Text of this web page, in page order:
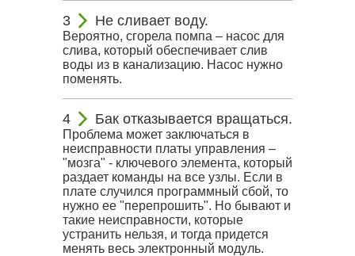
Не сливает воду.
Вероятно, сгорела помпа – насос для
слива, который обеспечивает слив
воды из в канализацию. Насос нужно
поменять.
Бак отказывается вращаться.
Проблема может заключаться в
неисправности платы управления –
"мозга" - ключевого элемента, который
раздает команды на все узлы. Если в
плате случился программный сбой, то
нужно ее "перепрошить". Но бывают и
такие неисправности, которые
устранить нельзя, и тогда придется
менять весь электронный модуль.